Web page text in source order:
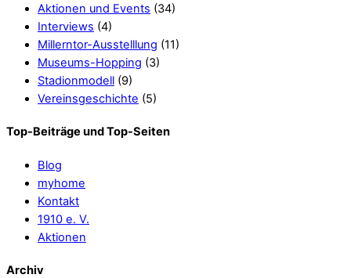
Aktionen und Events (34)
Interviews (4)
Millerntor-Ausstelllung (11)
Museums-Hopping (3)
Stadionmodell (9)
Vereinsgeschichte (5)
Top-Beiträge und Top-Seiten
Blog
myhome
Kontakt
1910 e. V.
Aktionen
Archiv